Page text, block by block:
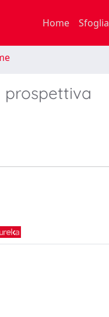
Home Sfoglia
prospettiva